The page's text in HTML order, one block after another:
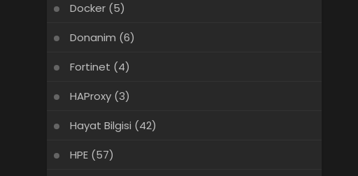
Docker(5)
Donanim (6)
Fortinet (4)
HAProxy(3)
Hayat Bilgisi (42)
HPE(57)